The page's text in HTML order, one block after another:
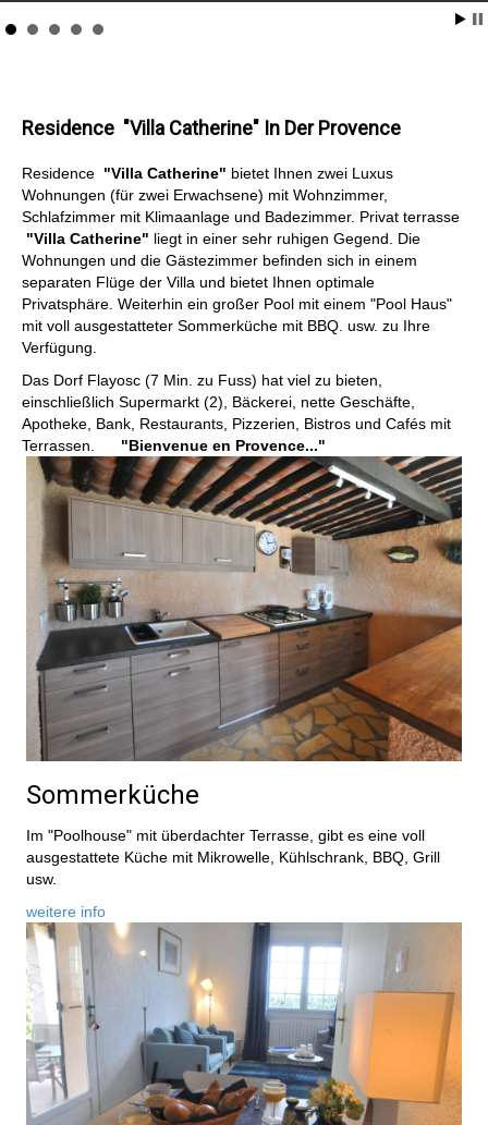
Residence "Villa Catherine" In Der Provence
Residence "Villa Catherine" bietet Ihnen zwei Luxus
Wohnungen (für zwei Erwachsene) mit Wohnzimmer,
Schlafzimmer mit Klimaanlage und Badezimmer. Privat terrasse
"Villa Catherine" liegt in einer sehr ruhigen Gegend. Die
Wohnungen und die Gästezimmer befinden sich in einem
separaten Flüge der Villa und bietet Ihnen optimale
Privatsphäre. Weiterhin ein großer Pool mit einem "Pool Haus"
mit voll ausgestatteter Sommerküche mit BBQ. usw. zu Ihre
Verfügung.
Das Dorf Flayosc (7 Min. zu Fuss) hat viel zu bieten,
einschließlich Supermarkt (2), Bäckerei, nette Geschäfte,
Apotheke, Bank, Restaurants, Pizzerien, Bistros und Cafés mit
Terrassen. "Bienvenue en Provence..."
Sommerküche
Im "Poolhouse" mit überdachter Terrasse, gibt es eine voll
ausgestattete Küche mit Mikrowelle, Kühlschrank, BBQ, Grill
usw.
weitere info